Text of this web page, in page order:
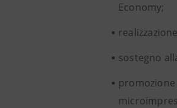
Economy;
sostegno